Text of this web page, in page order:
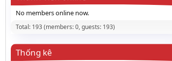
No members online now.
Total: 193 (members: 0, guests: 193)
Thống kê